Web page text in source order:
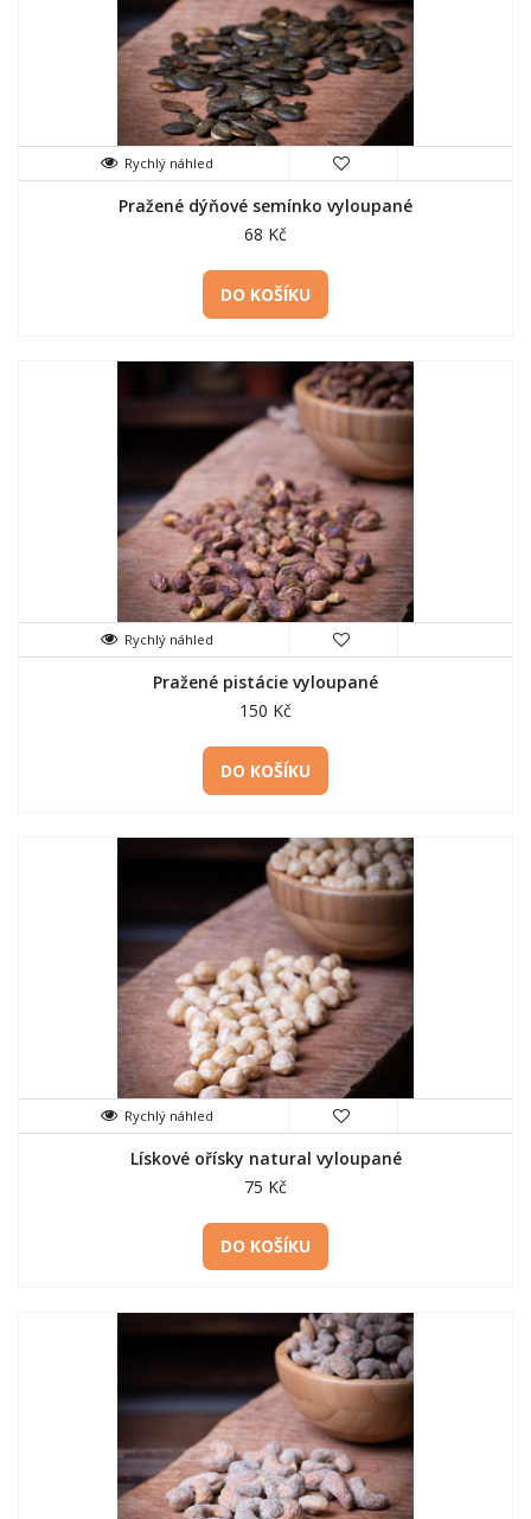
Rychlý náhled
Pražené dýňové semínko vyloupané
68 Kč
DO KOŠÍKU
Rychlý náhled
Pražené pistácie vyloupané
150 Kč
DO KOŠÍKU
Rychlý náhled
Lískové ořísky natural vyloupané
75 Kč
DO KOŠÍKU